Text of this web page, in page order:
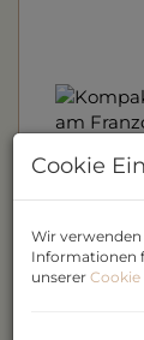
Cookie
Wir
Informationen
unserer Cookie